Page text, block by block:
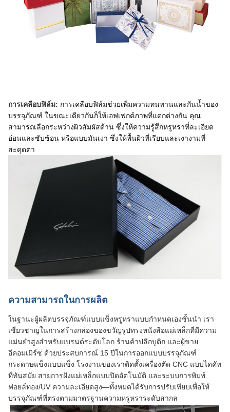
การเคลือบฟิล์ม: การเคลือบฟิล์มช่วยเพิ่มความทนทานและกันน้ำของ
บรรจุภัณฑ์ ในขณะเดียวกันก็ให้เอฟเฟกต์ภาพที่แตกต่างกัน คุณ
สามารถเลือกระหว่างผิวสัมผัสด้าน ซึ่งให้ความรู้สึกหรูหราที่ละเอียด
อ่อนและซับซ้อน หรือแบบมันเงา ซึ่งให้พื้นผิวที่เรียบและเงางามที่
สะดุดตา
ความสามารถในการผลิต
ในฐานะผู้ผลิตบรรจุภัณฑ์แบบแข็งหรูหราแบบกำหนดเองชั้นนำ เรา
เชี่ยวชาญในการสร้างกล่องของขวัญรูปทรงหนังสือแม่เหล็กที่มีความ
แม่นยำสูงสำหรับแบรนด์ระดับโลก ร้านค้าปลีกบูติก และผู้ขาย
อีคอมเมิร์ซ ด้วยประสบการณ์ 15 ปีในการออกแบบบรรจุภัณฑ์
กระดาษแข็งแบบแข็ง โรงงานของเราติดตั้งเครื่องตัด CNC แบบไดคัท
ที่ทันสมัย สายการฝังแม่เหล็กแบบปิดอัตโนมัติ และระบบการพิมพ์
ฟอยล์ทอง/UV ความละเอียดสูง—ทั้งหมดได้รับการปรับเทียบเพื่อให้
บรรจุภัณฑ์ที่ตรงตามมาตรฐานความหรูหราระดับสากล